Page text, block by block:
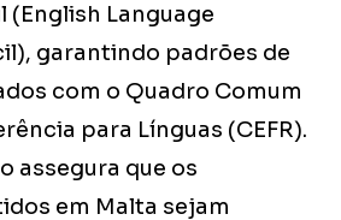
(English Language
garantindo padrões de
com o Quadro Comum
para Línguas (CEFR).
assegura que os
em Malta sejam